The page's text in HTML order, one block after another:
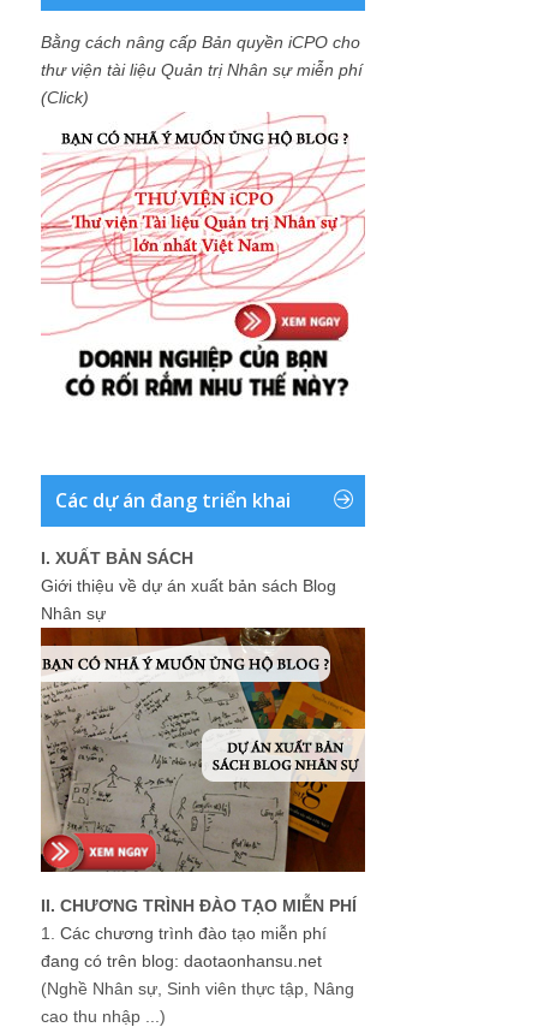
Bằng cách nâng cấp Bản quyền iCPO cho
thư viện tài liệu Quản trị Nhân sự miễn phí
(Click)
Các dự án đang triển khai
I. XUẤT BẢN SÁCH
Giới thiệu về dự án xuất bản sách Blog
Nhân sự
II. CHƯƠNG TRÌNH ĐÀO TẠO MIỄN PHÍ
1. Các chương trình đào tạo miễn phí
đang có trên blog: daotaonhansu.net
(Nghề Nhân sự, Sinh viên thực tập, Nâng
cao thu nhập ...)